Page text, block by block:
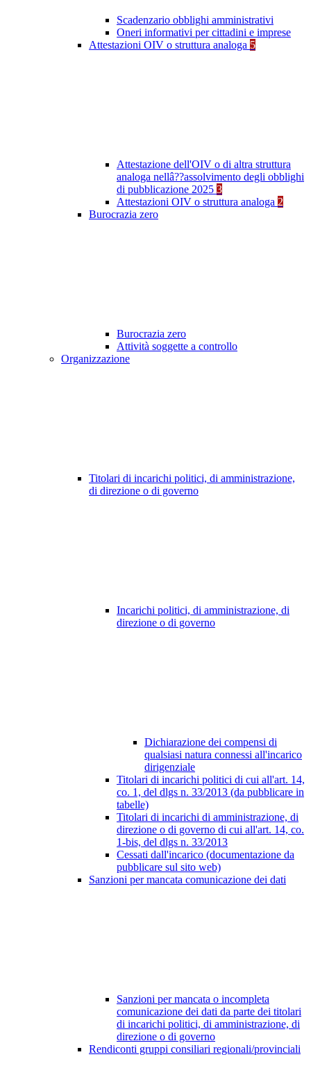
Scadenzario obblighi amministrativi
Oneri informativi per cittadini e imprese
Attestazioni OIV o struttura analoga 5
Attestazione dell'OIV o di altra struttura
analoga nellâ??assolvimento degli obblighi
di pubblicazione 2025 3
Attestazioni OIV o struttura analoga 2
Burocrazia zero
Burocrazia zero
Attività soggette a controllo
Organizzazione
Titolari di incarichi politici, di amministrazione,
di direzione o di governo
Incarichi politici, di amministrazione, di
direzione o di governo
Dichiarazione dei compensi di
qualsiasi natura connessi all'incarico
dirigenziale
Titolari di incarichi politici di cui all'art. 14,
co. 1, del dlgs n. 33/2013 (da pubblicare in
tabelle)
Titolari di incarichi di amministrazione, di
direzione o di governo di cui all'art. 14, co.
1-bis, del dlgs n. 33/2013
Cessati dall'incarico (documentazione da
pubblicare sul sito web)
Sanzioni per mancata comunicazione dei dati
Sanzioni per mancata o incompleta
comunicazione dei dati da parte dei titolari
di incarichi politici, di amministrazione, di
direzione o di governo
Rendiconti gruppi consiliari regionali/provinciali